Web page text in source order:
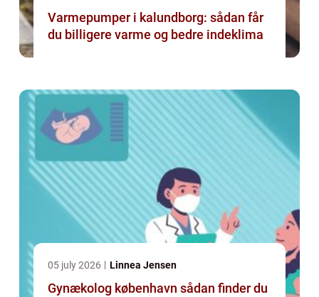
Varmepumper i kalundborg: sådan får
du billigere varme og bedre indeklima
05 july 2026 Linnea Jensen
Gynækolog københavn sådan finder du